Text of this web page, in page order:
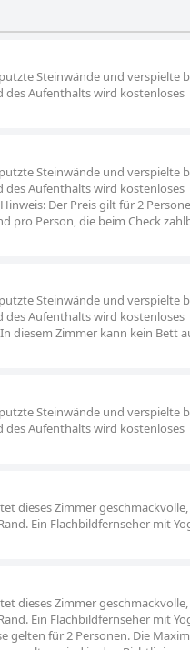
Steinwände und verspielte
des Aufenthalts wird kostenloses
Steinwände und verspielte
des Aufenthalts wird kostenloses
Der Preis gilt für 2
pro Person, die beim Check
Steinwände und verspielte
des Aufenthalts wird kostenloses
diesem Zimmer kann kein Bett
Steinwände und verspielte
des Aufenthalts wird kostenloses
dieses Zimmer
Ein Flachbildfernseher mit
dieses Zimmer
Ein Flachbildfernseher mit
gelten für 2 Personen. Die